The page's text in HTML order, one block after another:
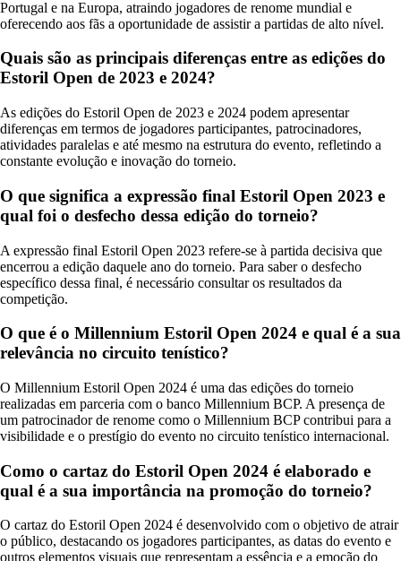
Portugal e na Europa, atraindo jogadores de renome mundial e
oferecendo aos fãs a oportunidade de assistir a partidas de alto nível.
Quais são as principais diferenças entre as edições do
Estoril Open de 2023 e 2024?
As edições do Estoril Open de 2023 e 2024 podem apresentar
diferenças em termos de jogadores participantes, patrocinadores,
atividades paralelas e até mesmo na estrutura do evento, refletindo a
constante evolução e inovação do torneio.
O que significa a expressão final Estoril Open 2023 e
qual foi o desfecho dessa edição do torneio?
A expressão final Estoril Open 2023 refere-se à partida decisiva que
encerrou a edição daquele ano do torneio. Para saber o desfecho
específico dessa final, é necessário consultar os resultados da
competição.
O que é o Millennium Estoril Open 2024 e qual é a sua
relevância no circuito tenístico?
O Millennium Estoril Open 2024 é uma das edições do torneio
realizadas em parceria com o banco Millennium BCP. A presença de
um patrocinador de renome como o Millennium BCP contribui para a
visibilidade e o prestígio do evento no circuito tenístico internacional.
Como o cartaz do Estoril Open 2024 é elaborado e
qual é a sua importância na promoção do torneio?
O cartaz do Estoril Open 2024 é desenvolvido com o objetivo de atrair
o público, destacando os jogadores participantes, as datas do evento e
outros elementos visuais que representam a essência e a emoção do